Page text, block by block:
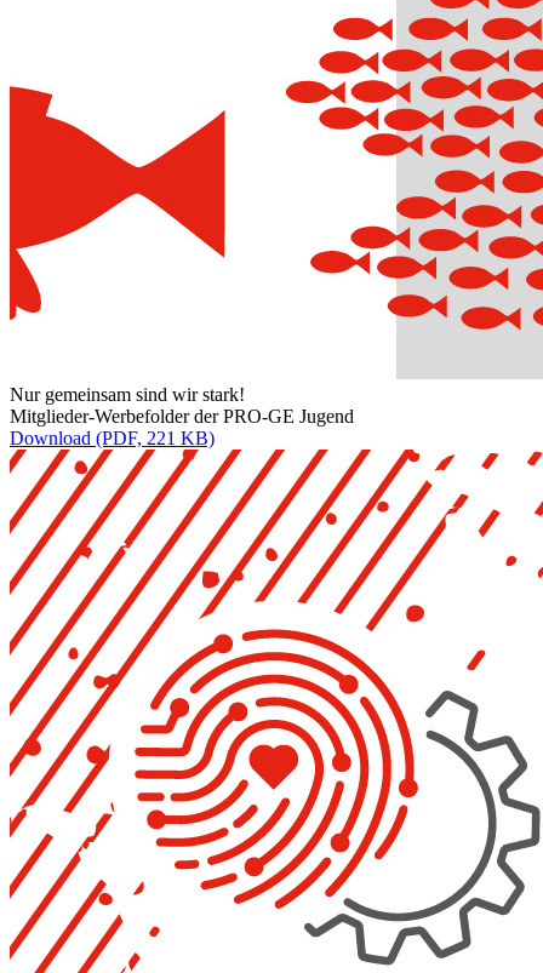
Nur gemeinsam sind wir stark!
Mitglieder-Werbefolder der PRO-GE Jugend
Download (PDF, 221 KB)